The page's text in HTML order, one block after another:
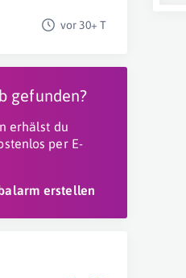
vor 30+ T
gefunden?
erhälst du
per E-
erstellen